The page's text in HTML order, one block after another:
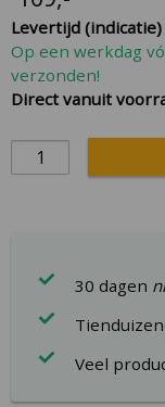
Levertijd (indicatie)
Op een werkdag
verzonden!
Direct vanuit
30 dagen
Veel
images
gallery